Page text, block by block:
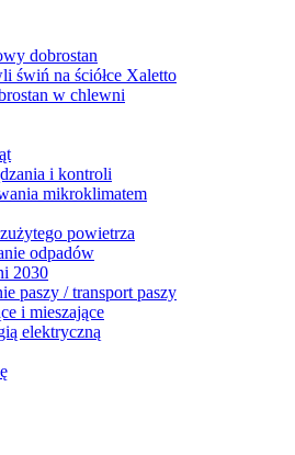
dobrostan
świń na ściółce Xaletto
w chlewni
i kontroli
mikroklimatem
powietrza
odpadów
2030
paszy / transport paszy
i mieszające
elektryczną